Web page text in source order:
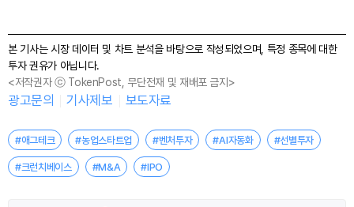
본 기사는 시장 데이터 및 차트 분석을 바탕으로 작성되었으며, 특정 종목에 대한
투자 권유가 아닙니다.
<저작권자 ⓒ TokenPost, 무단전재 및 재배포 금지>
광고문의 기사제보 보도자료
#애그테크 #농업스타트업 #벤처투자 #AI자동화 #선별투자
#크런치베이스 #M&A #IPO